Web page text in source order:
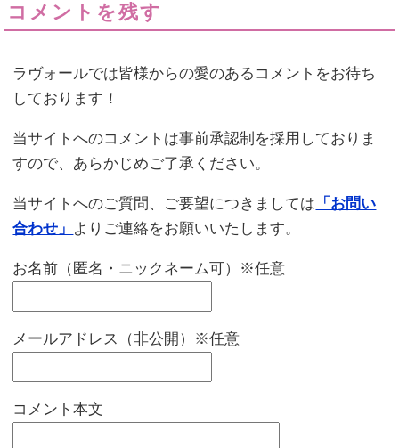
コメントを残す
ラヴォールでは皆様からの愛のあるコメントをお待ち
しております！
当サイトへのコメントは事前承認制を採用しておりま
すので、あらかじめご了承ください。
当サイトへのご質問、ご要望につきましては 「お問い
合わせ」 よりご連絡をお願いいたします。
お名前（匿名・ニックネーム可）※任意
メールアドレス（非公開）※任意
コメント本文